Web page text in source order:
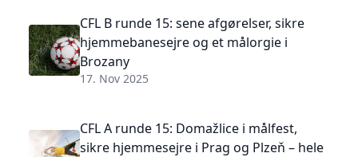
CFL B runde 15: sene afgørelser, sikre
hjemmebanesejre og et målorgie i
Brozany
17. Nov 2025
CFL A runde 15: Domažlice i målfest,
sikre hjemmesejre i Prag og Plzeň – hele